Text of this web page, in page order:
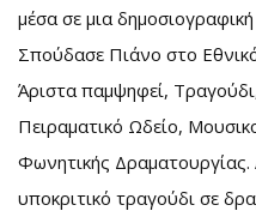
μέσα σε μια δημοσιογραφική
Σπούδασε Πιάνο στο
Άριστα παμψηφεί,
Πειραματικό Ωδείο,
Φωνητικής Δραματουργίας.
υποκριτικό τραγούδι σε